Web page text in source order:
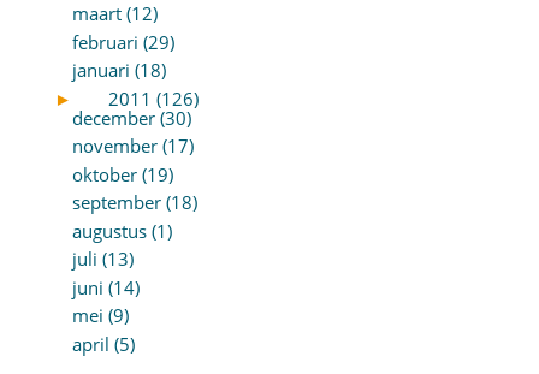
maart (12)
februari (29)
januari (18)
►
2011 (126)
december (30)
november (17)
oktober (19)
september (18)
augustus (1)
juli (13)
juni (14)
mei (9)
april (5)